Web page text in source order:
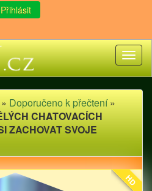
Přihlásit
» Doporučeno k přečtení»
CHATOVACÍCH
ZACHOVAT SVOJE
HD